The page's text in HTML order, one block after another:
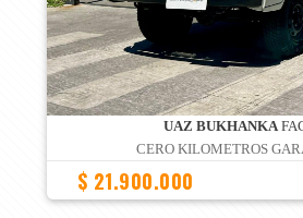
UAZ BUKHANKA
CERO KILOMETROS
$ 21.900.000